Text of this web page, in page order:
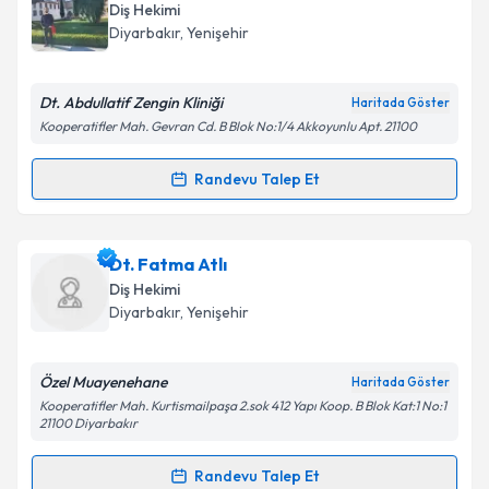
Takvim Talebini Gönder
Size bu uzmandan randevu almanız için bir takvim
hazırlandığında e-posta ile bilgilendireceğiz.
Kişisel verilerimin işlenmesine ilişkin
Metni'ni okudum ve kişisel verilerimin belirtilen
Takvim Talebini Gönder
Diş Hekimi
Diyarbakır, Yenişehir
Dt. Abdullatif Zengin Kliniği Haritada Göster
Kooperatifler Mah. Gevran Cd. B Blok No:1/4 Akkoyunlu Apt. 21100
Randevu Talep Et
Randevu Takvimi Talebi
Dt. Abdullatif Zengin
oluşturun. Size bu uzmandan randevu almanız için bir
takvim hazırlandığında e-posta ile bilgilendireceğiz.
Kişisel verilerimin işlenmesine ilişkinAydınlatma
'ni okudum ve kişisel verilerimin belirtilen
Dt. Fatma Atlı
Diş Hekimi
Diyarbakır, Yenişehir
Özel Muayenehane Haritada Göster
Kooperatifler Mah. Kurtismailpaşa 2.sok 412 Yapı Koop. B Blok Kat:1 No:1
21100 Diyarbakır
Randevu Talep Et